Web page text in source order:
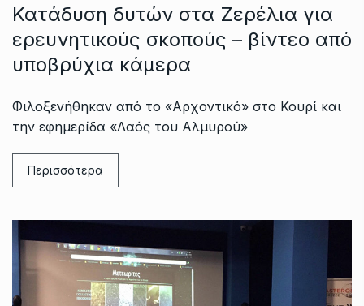
Κατάδυση δυτών στα Ζερέλια για
ερευνητικούς σκοπούς – βίντεο από
υποβρύχια κάμερα
Φιλοξενήθηκαν από το «Αρχοντικό» στο Κουρί και
την εφημερίδα «Λαός του Αλμυρού»
Περισσότερα